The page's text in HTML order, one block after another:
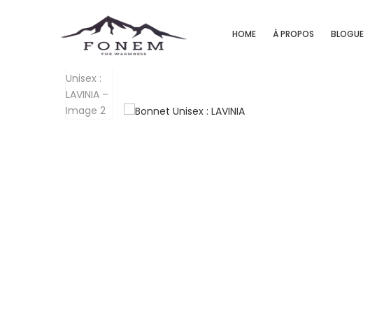
HOME À PROPOS BLOGUE